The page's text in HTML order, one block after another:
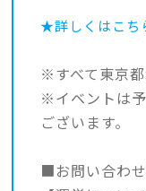
★詳しくはこち
※すべて東京都
※イベントは
ございます。
■お問い合わ